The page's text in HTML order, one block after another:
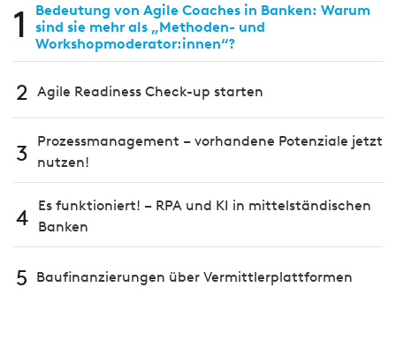
1
Bedeutung von Agile Coaches in Banken: Warum
sind sie mehr als „Methoden- und
Workshopmoderator:innen“?
2 Agile Readiness Check-up starten
3
Prozessmanagement – vorhandene Potenziale jetzt
nutzen!
4
Es funktioniert! – RPA und KI in mittelständischen
Banken
5 Baufinanzierungen über Vermittlerplattformen